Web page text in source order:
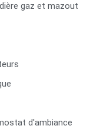
gaz et mazout
d'ambiance